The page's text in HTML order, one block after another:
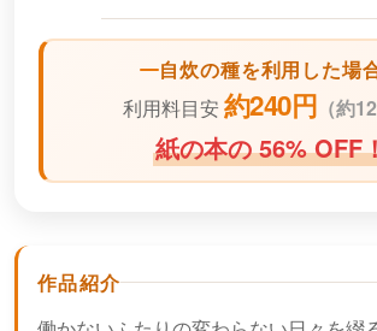
自炊の種を利用した場
利用料目安 約240円 （約
紙の本の 56% OFF
作品紹介